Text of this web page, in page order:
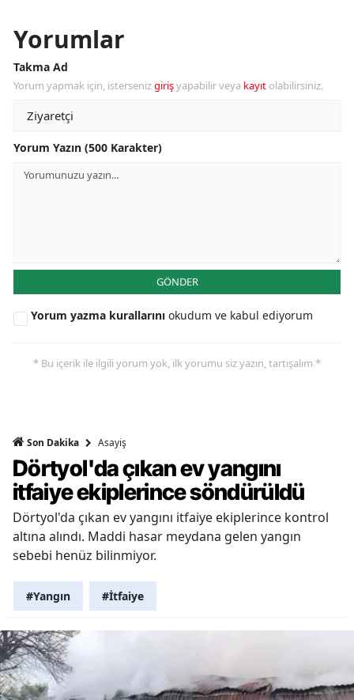
Yorumlar
Takma Ad
Yorum yapmak için, istersenizgirişyapabilir veya kayıt olabilirsiniz.
Yorum Yazın (500 Karakter)
GÖNDER
Yorum yazma kurallarını okudum ve kabul ediyorum
* Bu içerik ile ilgili yorum yok, ilk yorumu siz yazın, tartışalım *
Son Dakika Asayiş
Dörtyol'da çıkan ev yangını
itfaiye ekiplerince söndürüldü
Dörtyol'da çıkan ev yangını itfaiye ekiplerince kontrol
altına alındı. Maddi hasar meydana gelen yangın
sebebi henüz bilinmiyor.
#Yangın #İtfaiye